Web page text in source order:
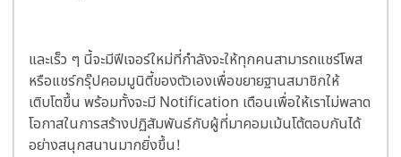
และเร็ว ๆ นี้จะมีฟีเจอร์ใหม่ที่กำลังจะให้ทุกคนสามารถแชร์โพส
หรือแชร์กรุ๊ปคอมมูนิตี้ของตัวเองเพื่อขยายฐานสมาชิกให้
เติบโตขึ้น พร้อมทั้งจะมี Notification เตือนเพื่อให้เราไม่พลาด
โอกาสในการสร้างปฏิสัมพันธ์กับผู้ที่มาคอมเม้นโต้ตอบกันได้
อย่างสนุกสนานมากยิ่งขึ้น!